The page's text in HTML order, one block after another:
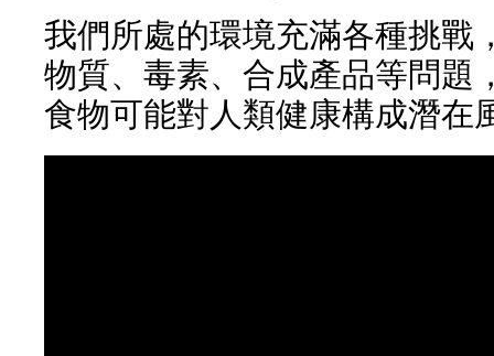
我們所處的環境充滿各種挑戰
物質、毒素、合成產品等問題
食物可能對人類健康構成潛